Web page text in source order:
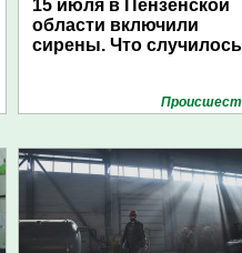
15 июля в Пензенской
области включили
сирены. Что